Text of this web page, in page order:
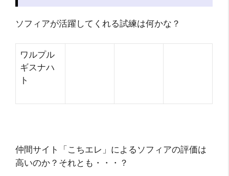
ソフィアが活躍してくれる試練は何かな？
ワルプル
ギスナハ
ト
仲間サイト「こちエレ」によるソフィアの評価は
高いのか？それとも・・・？